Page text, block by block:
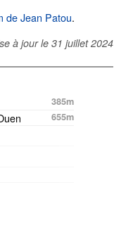
de Jean Patou.
à jour le 31 juillet 2024
385m
655m